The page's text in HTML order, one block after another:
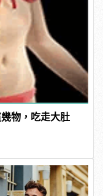
物，吃走大肚